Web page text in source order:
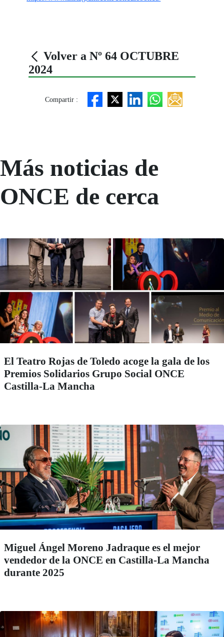
Volver a Nº 64 OCTUBRE
2024
Compartir :
Más noticias de
ONCE de cerca
El Teatro Rojas de Toledo acoge la gala de los
Premios Solidarios Grupo Social ONCE
Castilla-La Mancha
Miguel Ángel Moreno Jadraque es el mejor
vendedor de la ONCE en Castilla-La Mancha
durante 2025